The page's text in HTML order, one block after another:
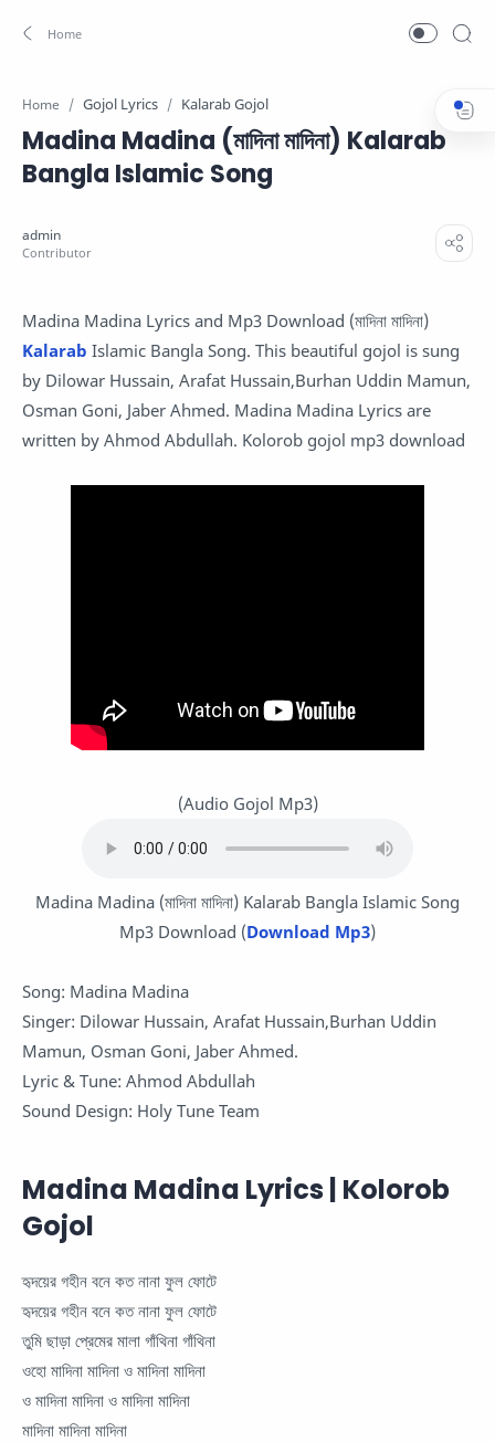
Home Gojol Lyrics Kalarab Gojol
Madina Madina (মাদিনা মাদিনা) Kalarab
Bangla Islamic Song
Madina Madina Lyrics and Mp3 Download (মাদিনা মাদিনা)
Kalarab Islamic Bangla Song. This beautiful gojol is sung
by Dilowar Hussain, Arafat Hussain,Burhan Uddin Mamun,
Osman Goni, Jaber Ahmed. Madina Madina Lyrics are
written by Ahmod Abdullah. Kolorob gojol mp3 download
(Audio Gojol Mp3)
Madina Madina (মাদিনা মাদিনা) Kalarab Bangla Islamic Song
Mp3 Download (Download Mp3)
Song: Madina Madina
Singer: Dilowar Hussain, Arafat Hussain,Burhan Uddin
Mamun, Osman Goni, Jaber Ahmed.
Lyric & Tune: Ahmod Abdullah
Sound Design: Holy Tune Team
Madina Madina Lyrics | Kolorob
Gojol
হৃদয়ের গহীন বনে কত নানা ফুল ফোটে
হৃদয়ের গহীন বনে কত নানা ফুল ফোটে
তুমি ছাড়া প্রেমের মালা গাঁথিনা গাঁথিনা
ওহো মাদিনা মাদিনা ও মাদিনা মাদিনা
ও মাদিনা মাদিনা ও মাদিনা মাদিনা
মাদিনা মাদিনা মাদিনা